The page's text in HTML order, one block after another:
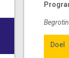
Doel
Doel